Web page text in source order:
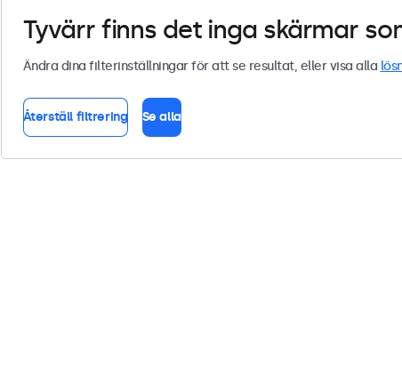
Tyvärr finns det inga skärmar
Ändra dina filterinställningar för att se resultat, eller visa alla
Återställ filtrering Se alla